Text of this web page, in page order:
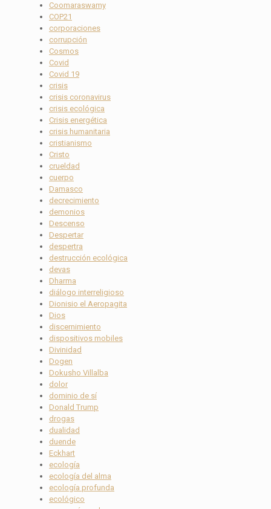
Coomaraswamy
COP21
corporaciones
corrupción
Cosmos
Covid
Covid 19
crisis
crisis coronavirus
crisis ecológica
Crisis energética
crisis humanitaria
cristianismo
Cristo
crueldad
cuerpo
Damasco
decrecimiento
demonios
Descenso
Despertar
despertra
destrucción ecológica
devas
Dharma
diálogo interreligioso
Dionisio el Aeropagita
Dios
discernimiento
dispositivos mobiles
Divinidad
Dogen
Dokusho Villalba
dolor
dominio de sí
Donald Trump
drogas
dualidad
duende
Eckhart
ecología
ecología del alma
ecología profunda
ecológico